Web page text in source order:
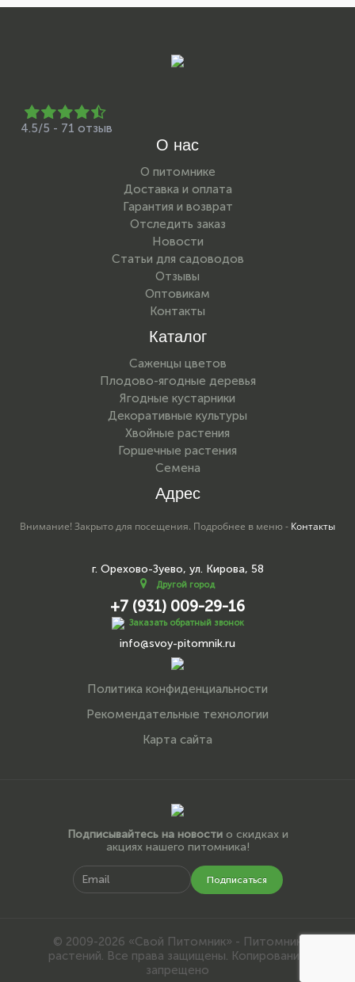
4.5/5 - 71 отзыв
О нас
О питомнике
Доставка и оплата
Гарантия и возврат
Отследить заказ
Новости
Статьи для садоводов
Отзывы
Оптовикам
Контакты
Каталог
Саженцы цветов
Плодово-ягодные деревья
Ягодные кустарники
Декоративные культуры
Хвойные растения
Горшечные растения
Семена
Адрес
Внимание! Закрыто для посещения. Подробнее в меню - Контакты
г. Орехово-Зуево, ул. Кирова, 58
Другой город
+7 (931) 009-29-16
Заказать обратный звонок
info@svoy-pitomnik.ru
Политика конфиденциальности
Рекомендательные технологии
Карта сайта
Подписывайтесь на новостио скидках и
акциях нашего питомника!
Подписаться
© 2009-2026 «Свой Питомник» - Питомник
растений. Все права защищены. Копирование
запрещено